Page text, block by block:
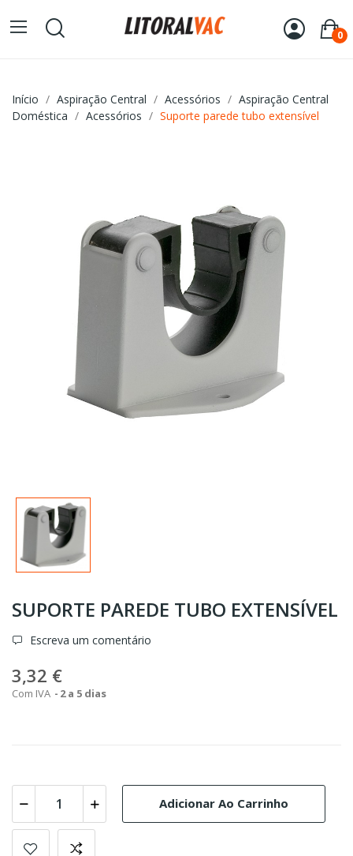
0
Início Aspiração Central Acessórios
Aspiração Central
Doméstica
Acessórios Suporte parede tubo extensível
SUPORTE PAREDE TUBO EXTENSÍVEL
Escreva um comentário
3,32 €
Com IVA 2 a 5 dias
Adicionar Ao Carrinho